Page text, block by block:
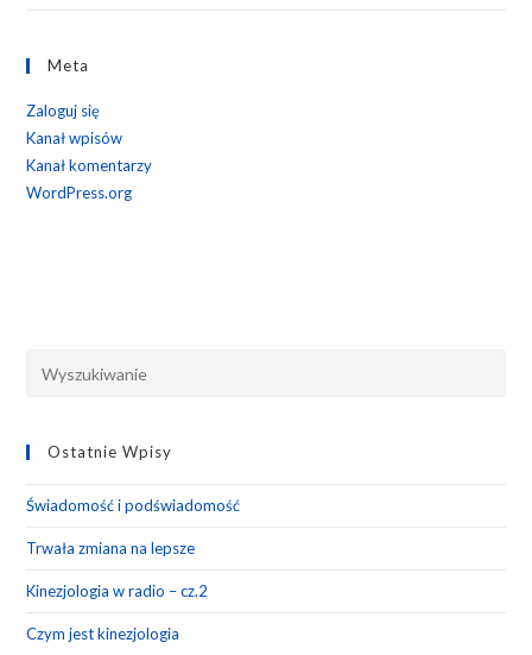
Meta
Zaloguj się
Kanał wpisów
Kanał komentarzy
WordPress.org
Ostatnie Wpisy
Świadomość i podświadomość
Trwała zmiana na lepsze
Kinezjologia w radio – cz.2
Czym jest kinezjologia